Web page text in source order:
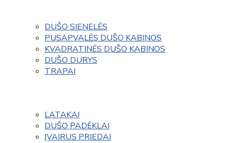
DUŠO SIENELĖS
PUSAPVALĖS DUŠO KABINOS
KVADRATINĖS DUŠO KABINOS
DUŠO DURYS
TRAPAI
LATAKAI
DUŠO PADĖKLAI
ĮVAIRUS PRIEDAI